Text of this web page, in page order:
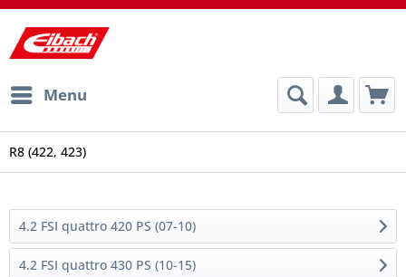
Menu
R8 (422, 423)
4.2 FSI quattro 420 PS (07-10)
4.2 FSI quattro 430 PS (10-15)